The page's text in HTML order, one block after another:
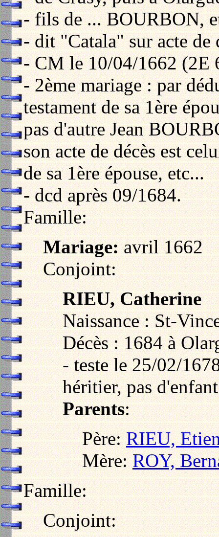
- fils de ... BOURBON,
- dit "Catala" sur acte de
- CM le 10/04/1662 (2E
- 2ème mariage : par
testament de sa 1ère
pas d'autre Jean
son acte de décès est
de sa 1ère épouse, etc...
- dcd après 09/1684.
Famille:
Mariage:avril 1662
Conjoint:
RIEU, Catherine
Naissance : St-
Décès : 1684 à
- teste le 25/02/
héritier, pas
Parents:
Père:RIEU,
Mère:ROY,
Famille:
Conjoint: